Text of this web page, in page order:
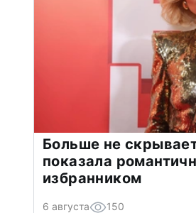
Больше не
показала
избранником
6 августа 150